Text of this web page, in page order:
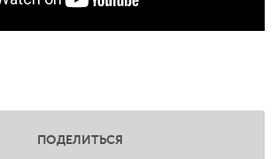
ПОДЕЛИТЬСЯ